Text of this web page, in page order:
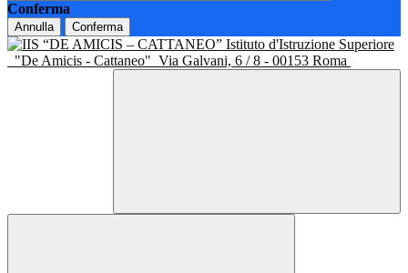
Conferma
Annulla Conferma
Istituto d'Istruzione Superiore
"De Amicis - Cattaneo" Via Galvani, 6 / 8 - 00153 Roma